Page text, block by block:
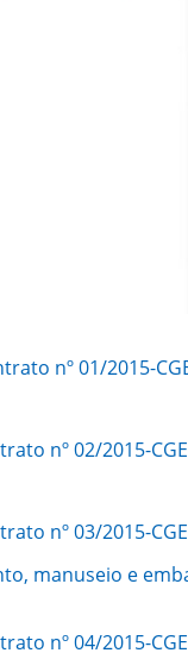
nº 01/2015-
nº 02/2015-
nº 03/2015-
manuseio e
nº 04/2015-